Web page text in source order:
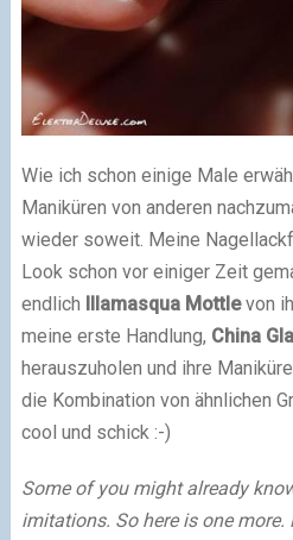
Wie ich schon einige Male
Maniküren von anderen
wieder soweit. Meine
Look schon vor einiger Zeit
endlich
Illamasqua Mottlevon
meine erste Handlung, China
herauszuholen und ihre
die Kombination von ähnlichen
cool und schick :-)
Some of you might already
imitations. So here is one